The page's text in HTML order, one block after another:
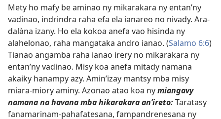
Mety ho mafy be aminao ny mikarakara ny entan’ny
vadinao, indrindra raha efa ela ianareo no nivady. Ara-
dalàna izany. Ho ela kokoa anefa vao hisinda ny
alahelonao, raha mangataka andro ianao. (Salamo 6:6)
Tianao angamba raha ianao irery no mikarakara ny
entan’ny vadinao. Misy koa anefa mitady namana
akaiky hanampy azy. Amin’izay mantsy mba misy
miara-miory aminy. Azonao atao koa nymiangavy
namana na havana mba hikarakara an’ireto:Taratasy
fanamarinam-pahafatesana, fampandrenesana ny